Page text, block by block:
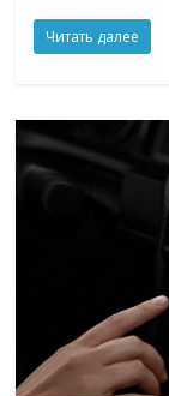
Читать далее